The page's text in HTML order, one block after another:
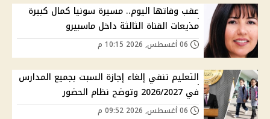
عقب وفاتها اليوم.. مسيرة سونيا كمال كبيرة
مذيعات القناة الثالثة داخل ماسبيرو
التعليم تنفي إلغاء إجازة السبت بجميع المدارس
في 2026/2027 وتوضح نظام الحضور